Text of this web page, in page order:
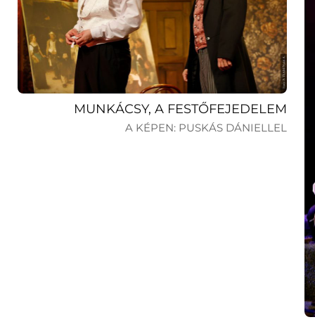
MUNKÁCSY, A FESTŐFEJEDELEM
A KÉPEN: PUSKÁS DÁNIELLEL